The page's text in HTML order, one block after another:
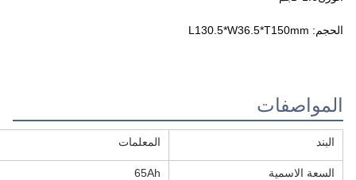
الحجم: L130.5*W36.5*T150mm
المواصفات
البند المعلمات
السعة الاسمية 65Ah